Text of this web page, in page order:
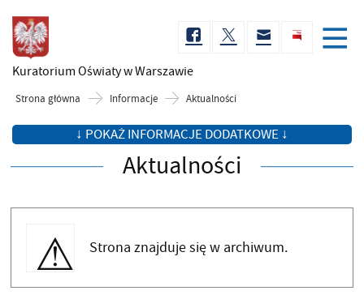
Kuratorium Oświatyw Warszawie
Strona główna Informacje Aktualności
↓ POKAŻ INFORMACJE DODATKOWE ↓
Aktualności
Strona znajduje się w archiwum.